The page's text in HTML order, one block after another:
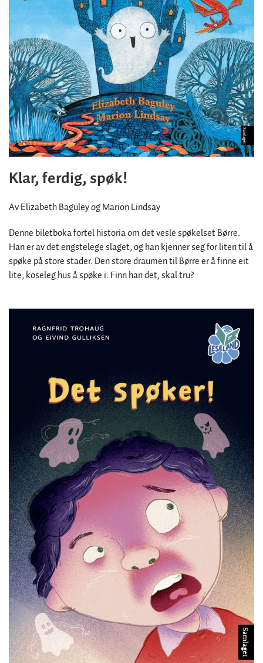
Klar, ferdig, spøk!
Av Elizabeth Baguley og Marion Lindsay
Denne biletboka fortel historia om det vesle spøkelset Børre.
Han er av det engstelege slaget, og han kjenner seg for liten til å
spøke på store stader. Den store draumen til Børre er å finne eit
lite, koseleg hus å spøke i. Finn han det, skal tru?